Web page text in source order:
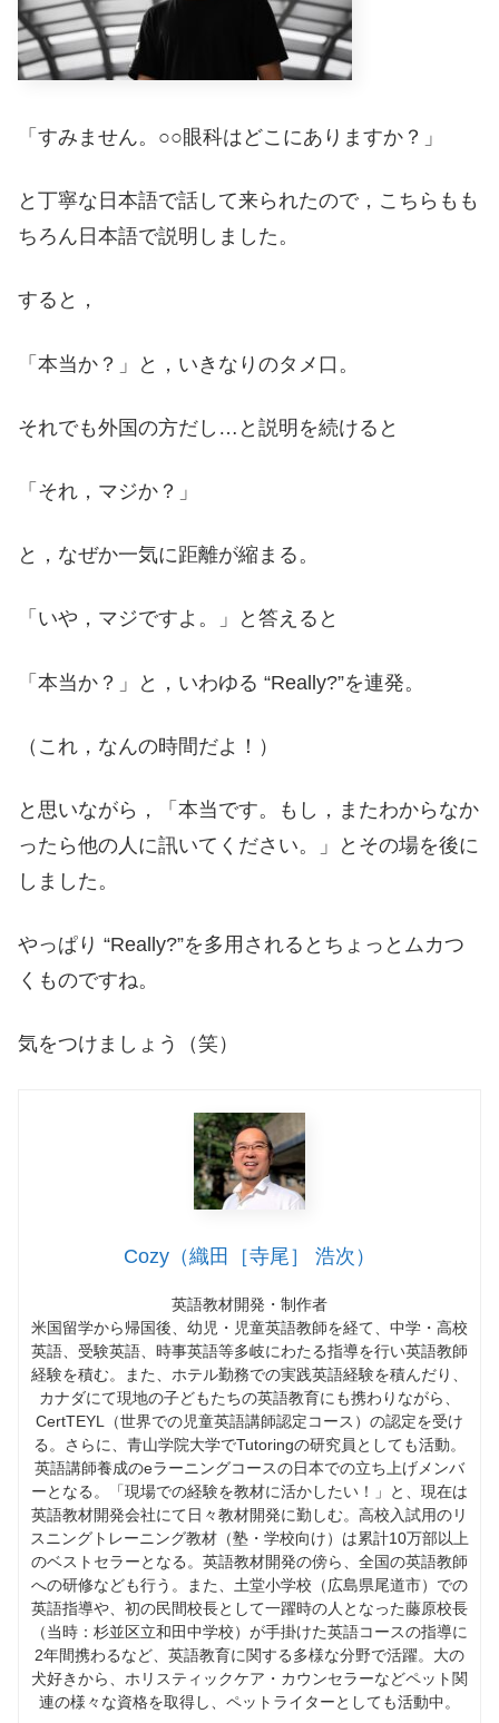
「すみません。○○眼科はどこにありますか？」
と丁寧な日本語で話して来られたので，こちらもも
ちろん日本語で説明しました。
すると，
「本当か？」と，いきなりのタメ口。
それでも外国の方だし…と説明を続けると
「それ，マジか？」
と，なぜか一気に距離が縮まる。
「いや，マジですよ。」と答えると
「本当か？」と，いわゆる “Really?”を連発。
（これ，なんの時間だよ！）
と思いながら，「本当です。もし，またわからなか
ったら他の人に訊いてください。」とその場を後に
しました。
やっぱり “Really?”を多用されるとちょっとムカつ
くものですね。
気をつけましょう（笑）
Cozy（織田［寺尾］ 浩次）
英語教材開発・制作者
米国留学から帰国後、幼児・児童英語教師を経て、中学・高校
英語、受験英語、時事英語等多岐にわたる指導を行い英語教師
経験を積む。また、ホテル勤務での実践英語経験を積んだり、
カナダにて現地の子どもたちの英語教育にも携わりながら、
CertTEYL（世界での児童英語講師認定コース）の認定を受け
る。さらに、青山学院大学でTutoringの研究員としても活動。
英語講師養成のeラーニングコースの日本での立ち上げメンバ
ーとなる。「現場での経験を教材に活かしたい！」と、現在は
英語教材開発会社にて日々教材開発に勤しむ。高校入試用のリ
スニングトレーニング教材（塾・学校向け）は累計10万部以上
のベストセラーとなる。英語教材開発の傍ら、全国の英語教師
への研修なども行う。また、土堂小学校（広島県尾道市）での
英語指導や、初の民間校長として一躍時の人となった藤原校長
（当時：杉並区立和田中学校）が手掛けた英語コースの指導に
2年間携わるなど、英語教育に関する多様な分野で活躍。大の
犬好きから、ホリスティックケア・カウンセラーなどペット関
連の様々な資格を取得し、ペットライターとしても活動中。